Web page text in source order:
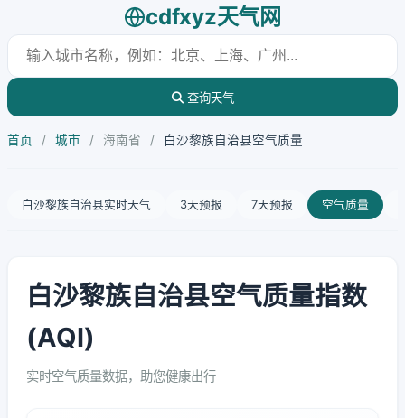
cdfxyz天气网
查询天气
首页 / 城市 / 海南省 / 白沙黎族自治县空气质量
白沙黎族自治县实时天气 3天预报 7天预报 空气质量
白沙黎族自治县空气质量指数
(AQI)
实时空气质量数据，助您健康出行